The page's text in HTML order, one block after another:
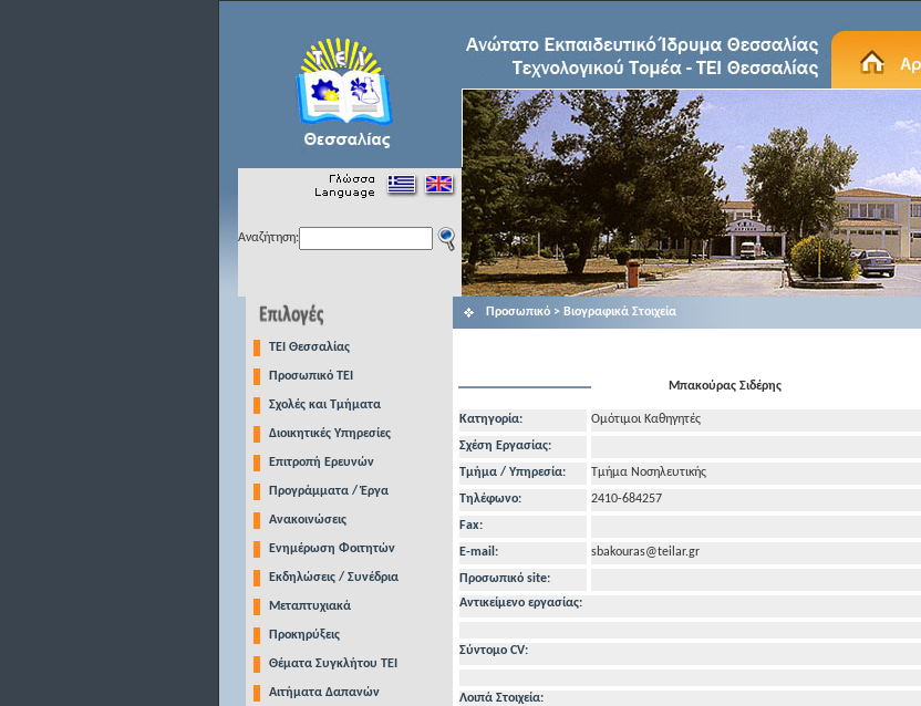
Αναζήτηση:
TEI Θεσσαλίας
Προσωπικό ΤΕΙ
Σχολές και Τμήματα
Διοικητικές Υπηρεσίες
Επιτροπή Ερευνών
Προγράμματα / Έργα
Ανακοινώσεις
Ενημέρωση Φοιτητών
Εκδηλώσεις / Συνέδρια
Μεταπτυχιακά
Προκηρύξεις
Θέματα Συγκλήτου ΤΕΙ
Αιτήματα Δαπανών
Προσωπικό > Βιογραφικά Στοιχεία
Μπακούρας Σιδέρης
Κατηγορία:
Ομότιμοι Καθηγητές
Σχέση Εργασίας:
Τμήμα / Υπηρεσία:
Τμήμα Νοσηλευτικής
Τηλέφωνo:
2410-684257
Fax:
E-mail:
sbakouras@teilar.gr
Προσωπικό site:
Αντικείμενο εργασίας:
Σύντομο CV:
Λοιπά Στοιχεία: